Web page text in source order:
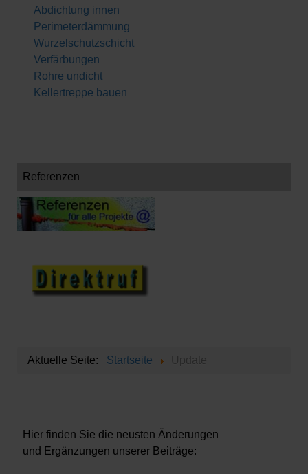
Abdichtung innen
Perimeterdämmung
Wurzelschutzschicht
Verfärbungen
Rohre undicht
Kellertreppe bauen
Referenzen
Aktuelle Seite: Startseite Update
Hier finden Sie die neusten Änderungen
und Ergänzungen unserer Beiträge: